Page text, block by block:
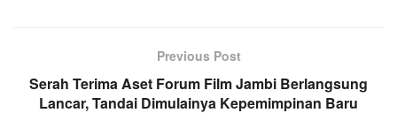
Previous Post
Serah Terima Aset Forum Film Jambi Berlangsung
Lancar, Tandai Dimulainya Kepemimpinan Baru